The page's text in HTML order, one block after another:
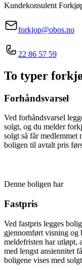
Kundekonsulent
forkjop@obos.no
22 86 57 59
To typer
Forhåndsvarsel
Ved forhåndsvarsel
solgt, og du melder
solgt så får medlemmet
boligen til avtalt pris
Denne boligen har
Fastpris
Ved fastpris legges
gjennomført visning og
meldefristen har utløpt,
med lengst ansiennitet
boligene vises med